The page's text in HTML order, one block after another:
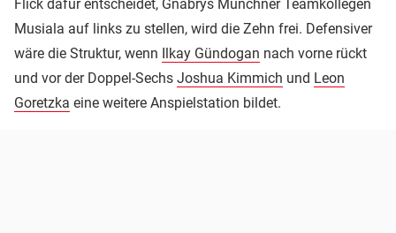
Flick dafür entscheidet, Gnabrys Münchner Teamkollegen
Musiala auf links zu stellen, wird die Zehn frei. Defensiver
wäre die Struktur, wenn Ilkay Gündogan nach vorne rückt
und vor der Doppel-Sechs Joshua Kimmich und Leon
Goretzka eine weitere Anspielstation bildet.